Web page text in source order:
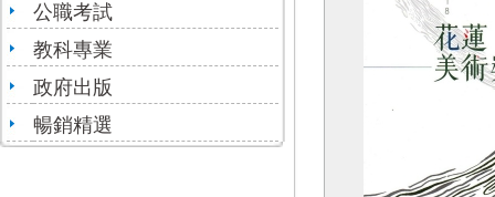
公職考試
教科專業
政府出版
暢銷精選